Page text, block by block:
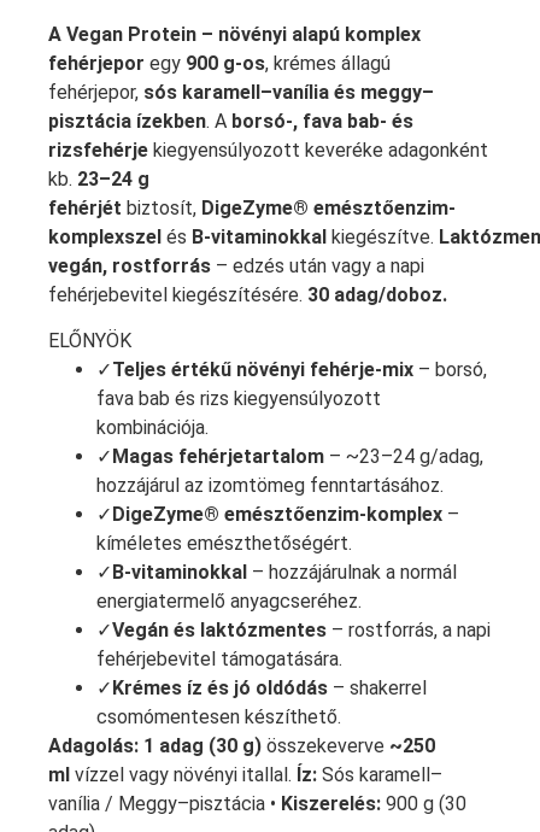
A Vegan Protein – növényi alapú komplex
fehérjepor egy 900 g-os, krémes állagú
fehérjepor, sós karamell–vanília és meggy–
pisztácia ízekben. A borsó-, fava bab- és
rizsfehérje kiegyensúlyozott keveréke adagonként
kb. 23–24 g
fehérjét biztosít, DigeZyme® emésztőenzim-
komplexszel és B‑vitaminokkal kiegészítve.
vegán, rostforrás – edzés után vagy a napi
fehérjebevitel kiegészítésére. 30 adag/doboz.
ELŐNYÖK
✓Teljes értékű növényi fehérje-mix – borsó,
fava bab és rizs kiegyensúlyozott
kombinációja.
✓ Magas fehérjetartalom – ~23–24 g/adag,
hozzájárul az izomtömeg fenntartásához.
✓ DigeZyme® emésztőenzim-komplex –
kíméletes emészthetőségért.
✓ B‑vitaminokkal – hozzájárulnak a normál
energiatermelő anyagcseréhez.
✓Vegán és laktózmentes – rostforrás, a napi
fehérjebevitel támogatására.
✓ Krémes íz és jó oldódás – shakerrel
csomómentesen készíthető.
Adagolás: 1 adag (30 g) összekeverve ~250
ml vízzel vagy növényi itallal. Íz: Sós karamell–
vanília / Meggy–pisztácia • Kiszerelés: 900 g (30